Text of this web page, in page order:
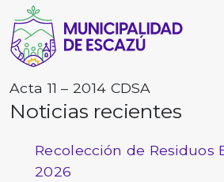
Acta 11 – 2014 CDSA
Noticias recientes
Recolección de Residuos
2026